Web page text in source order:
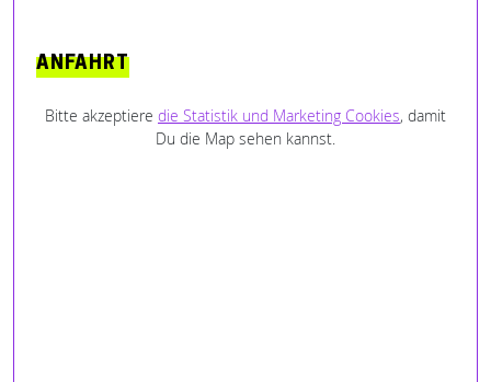
ANFAHRT
Bitte akzeptiere die Statistik und Marketing Cookies, damit
Du die Map sehen kannst.